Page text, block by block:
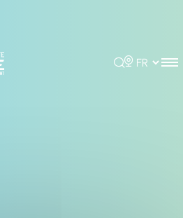
Rechercher
Choisir la